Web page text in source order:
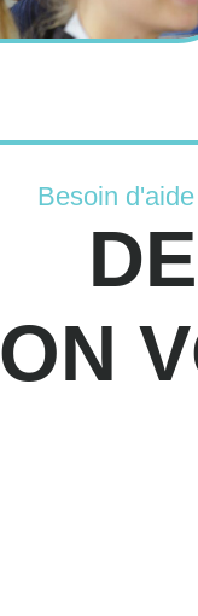
Besoin
ON